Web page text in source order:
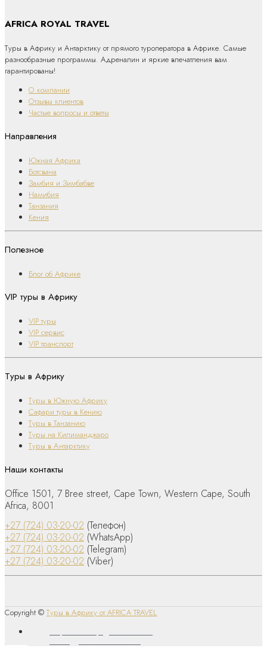
AFRICA ROYAL TRAVEL
Туры в Африку и Антарктику от прямого туроператора в Африке. Самые
разнообразные программы. Адреналин и яркие впечатления вам
гарантированы!
О компании
Отзывы клиентов
Частые вопросы и ответы
Направления
Южная Африка
Ботсвана
Замбия и Зимбабве
Намибия
Танзания
Кения
Полезное
Блог об Африке
VIP туры в Африку
VIP туры
VIP сервис
VIP транспорт
Туры в Африку
Туры в Южную Африку
Сафари туры в Кению
Туры в Танзанию
Туры на Килиманджаро
Туры в Антарктику
Наши контакты
Office 1501, 7 Bree street, Cape Town, Western Cape, South
Africa, 8001
+27 (724) 03-20-02 (Телефон)
+27 (724) 03-20-02 (WhatsApp)
+27 (724) 03-20-02 (Telegram)
+27 (724) 03-20-02 (Viber)
Copyright ©Туры в Африку от AFRICA TRAVEL